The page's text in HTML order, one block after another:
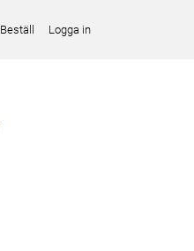
Beställ Logga in